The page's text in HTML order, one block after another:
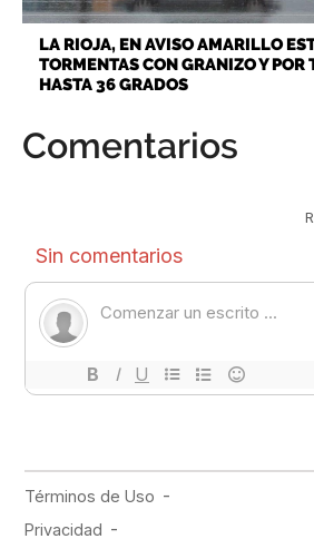
LA RIOJA, EN AVISO AMARILLO
TORMENTAS CON GRANIZO Y POR
HASTA 36 GRADOS
Comentarios